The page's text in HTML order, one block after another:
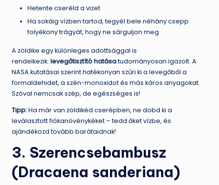
Hetente cseréld a vizet
Ha sokáig vízben tartod, tegyél bele néhány csepp
folyékony trágyát, hogy ne sárguljon meg
A zöldike egy különleges adottsággal is
rendelkezik: levegőtisztító hatásatudományosan igazolt. A
NASA kutatásai szerint hatékonyan szűri ki a levegőből a
formaldehidet, a szén-monoxidot és más káros anyagokat.
Szóval nemcsak szép, de egészséges is!
Tipp:Ha már van zöldikéd cserépben, ne dobd ki a
leválasztott fiókanövénykéket – tedd őket vízbe, és
ajándékozd tovább barátaidnak!
3. Szerencsebambusz
(Dracaena sanderiana)